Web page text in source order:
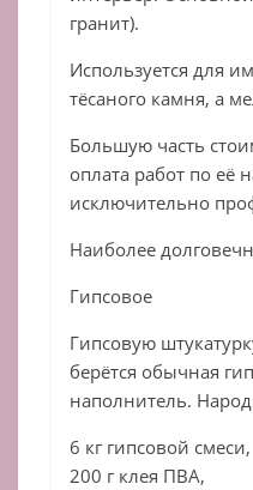
гранит).
Используется для
тёсаного камня, а
Большую часть
оплата работ по её
исключительно
Наиболее
Гипсовое
Гипсовую
берётся обычная
наполнитель.
6 кг гипсовой смеси,
200 г клея ПВА,